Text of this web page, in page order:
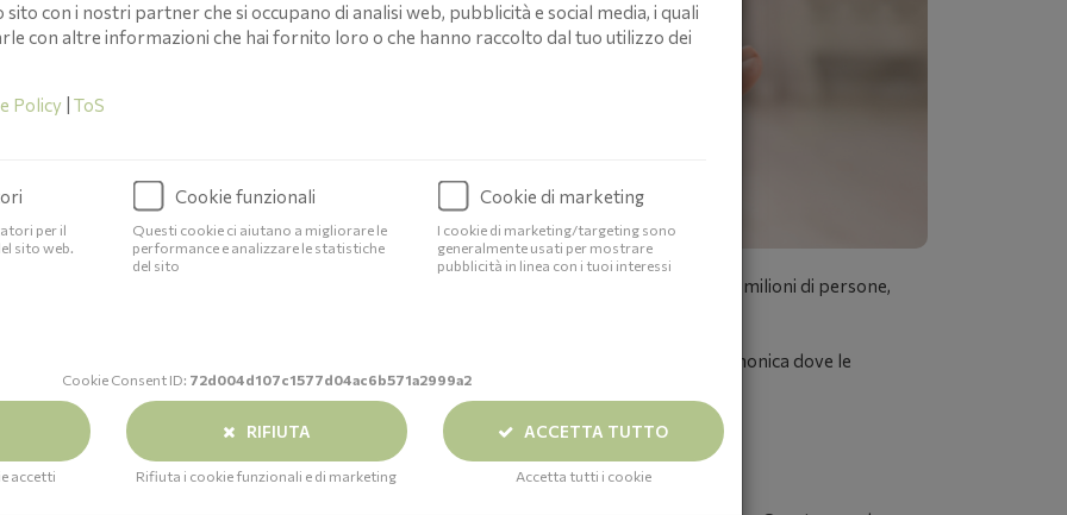
agli arti inferiori? Potresti soffrire di insufficienza venosa cronica, un disturbo che colpisce milioni di persone,
il benessere delle tue gambe, specialmente in un territorio montano come la Val Camonica dove le
i disturbi circolatori.
Venosa Cronica?
con i nostri partner che si occupano di analisi web, pubblicità e social media, i quali
con altre informazioni che hai fornito loro o che hanno raccolto dal tuo utilizzo dei
Policy ToS
per il
sito web.
Cookie funzionali
Questi cookie ci aiutano a migliorare le
performance e analizzare le statistiche
del sito
Cookie di marketing
I cookie di marketing/targeting sono
generalmente usati per mostrare
pubblicità in linea con i tuoi interessi
Cookie Consent ID: 72d004d107c1577d04ac6b571a2999a2
accetti
RIFIUTA
Rifiuta i cookie funzionali e di marketing
ACCETTA TUTTO
Accetta tutti i cookie